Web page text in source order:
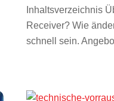
Inhaltsverzeichnis
Receiver? Wie
schnell sein.